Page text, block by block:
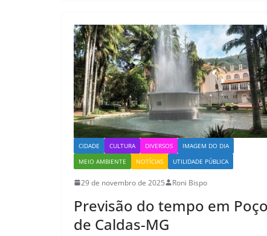
CIDADE CULTURA DIVERSOS
IMAGEM DO DIA
MEIO AMBIENTE
NOTÍCIAS UTILIDADE PÚBLICA
29 de novembro de 2025 Roni Bispo
Previsão do tempo em
de Caldas-MG